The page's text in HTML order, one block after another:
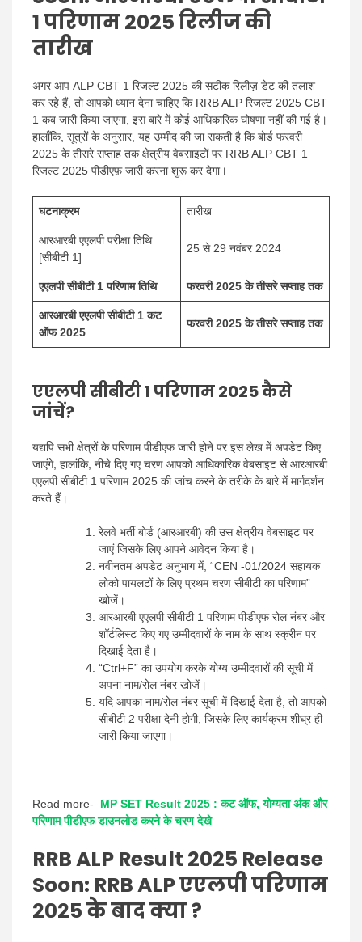
1 परिणाम 2025 रिलीज की
तारीख
अगर आप ALP CBT 1 रिजल्ट 2025 की सटीक रिलीज़ डेट की तलाश
कर रहे हैं, तो आपको ध्यान देना चाहिए कि RRB ALP रिजल्ट 2025 CBT
1 कब जारी किया जाएगा, इस बारे में कोई आधिकारिक घोषणा नहीं की गई है।
हालाँकि, सूत्रों के अनुसार, यह उम्मीद की जा सकती है कि बोर्ड फरवरी
2025 के तीसरे सप्ताह तक क्षेत्रीय वेबसाइटों पर RRB ALP CBT 1
रिजल्ट 2025 पीडीएफ़ जारी करना शुरू कर देगा।
घटनाक्रम तारीख
आरआरबी एएलपी परीक्षा तिथि
[सीबीटी 1]
25 से 29 नवंबर 2024
एएलपी सीबीटी 1 परिणाम तिथि फरवरी 2025 के तीसरे सप्ताह तक
आरआरबी एएलपी सीबीटी 1 कट
ऑफ 2025
फरवरी 2025 के तीसरे सप्ताह तक
एएलपी सीबीटी 1 परिणाम 2025 कैसे
जांचें?
यद्यपि सभी क्षेत्रों के परिणाम पीडीएफ जारी होने पर इस लेख में अपडेट किए
जाएंगे, हालांकि, नीचे दिए गए चरण आपको आधिकारिक वेबसाइट से आरआरबी
एएलपी सीबीटी 1 परिणाम 2025 की जांच करने के तरीके के बारे में मार्गदर्शन
करते हैं।
रेलवे भर्ती बोर्ड (आरआरबी) की उस क्षेत्रीय वेबसाइट पर
जाएं जिसके लिए आपने आवेदन किया है।
नवीनतम अपडेट अनुभाग में, “CEN -01/2024 सहायक
लोको पायलटों के लिए प्रथम चरण सीबीटी का परिणाम”
खोजें।
आरआरबी एएलपी सीबीटी 1 परिणाम पीडीएफ रोल नंबर और
शॉर्टलिस्ट किए गए उम्मीदवारों के नाम के साथ स्क्रीन पर
दिखाई देता है।
“Ctrl+F” का उपयोग करके योग्य उम्मीदवारों की सूची में
अपना नाम/रोल नंबर खोजें।
यदि आपका नाम/रोल नंबर सूची में दिखाई देता है, तो आपको
सीबीटी 2 परीक्षा देनी होगी, जिसके लिए कार्यक्रम शीघ्र ही
जारी किया जाएगा।
Read more- MP SET Result 2025 : कट ऑफ, योग्यता अंक और
परिणाम पीडीएफ डाउनलोड करने के चरण देखे
RRB ALP Result 2025 Release
Soon: RRB ALPएएलपी परिणाम
2025 के बाद क्या ?